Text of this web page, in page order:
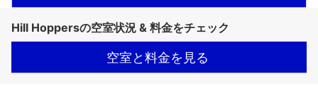
Hill Hoppersの空室状況 & 料金をチェック
空室と料金を見る